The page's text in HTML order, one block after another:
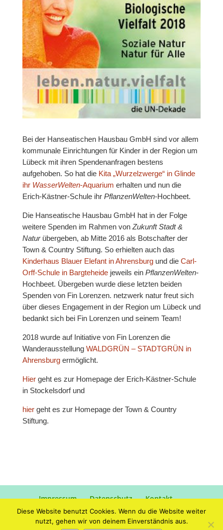
Bei der Hanseatischen Hausbau GmbH sind vor allem
kommunale Einrichtungen für Kinder in der Region um
Lübeck mit ihren Spendenanfragen bestens
aufgehoben. So hat dieKita „Wurzelzwerge“ in Glinde
ihr WasserWelten-Aquarium erhalten und nun die
Erich-Kästner-Schule ihr PflanzenWelten-Hochbeet.
Die Hanseatische Hausbau GmbH hat in der Folge
weitere Spenden im Rahmen von Zukunft Stadt &
Naturübergeben, ab Mitte 2016 als Botschafter der
Town & Country Stiftung. So erhielten auch das
Kinderhaus Blauer Elefant in Ahrensburgund die Carl-
Orff-Schule in Bargteheidejeweils ein PflanzenWelten-
Hochbeet. Übergeben wurde diese letzten beiden
Spenden von Fin Lorenzen. netzwerk natur freut sich
über dieses Engagement in der Region um Lübeck und
bedankt sich bei Fin Lorenzen und seinem Team!
2018 wurde auf Initiative von Fin Lorenzen die
Wanderausstellung WALDGRÜN – STADTGRÜN in
Ahrensburgermöglicht.
Hier geht es zur Homepage der Erich-Kästner-Schule
in Stockelsdorf und
hiergeht es zur Homepage der Town & Country
Stiftung.
Impressum Datenschutz Kontakt
Designed byElegant Themes| Powered by
Diese Website benutzt Cookies. Wenn du die Website weiter
nutzt, gehen wir von deinem Einverständnis aus.